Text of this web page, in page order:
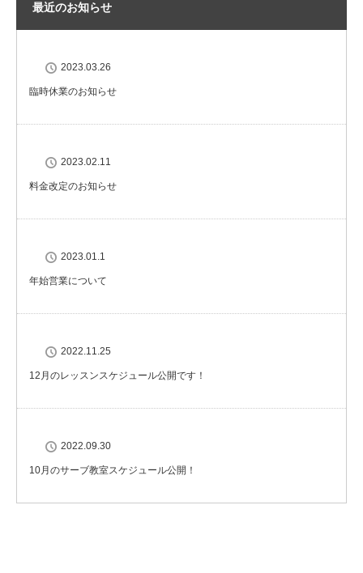
最近のお知らせ
2023.03.26
臨時休業のお知らせ
2023.02.11
料金改定のお知らせ
2023.01.1
年始営業について
2022.11.25
12月のレッスンスケジュール公開です！
2022.09.30
10月のサーブ教室スケジュール公開！